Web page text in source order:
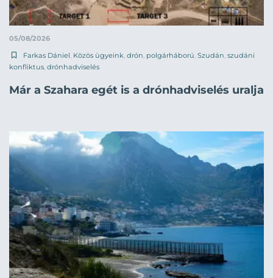
05/08/2026
Farkas Dániel Közös ügyeink drón polgárháború Szudán szudáni
konfliktus drónhadviselés
Már a Szahara egét is a drónhadviselés uralja